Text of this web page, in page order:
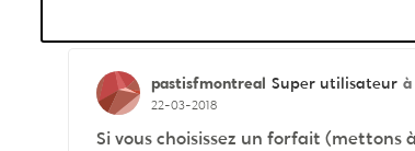
pastisfmontreal Super utilisateur
22-03-2018
Si vous choisissez un forfait